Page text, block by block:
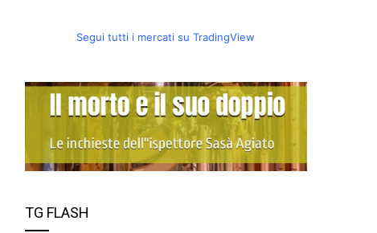
Segui tutti i mercati su TradingView
TG FLASH